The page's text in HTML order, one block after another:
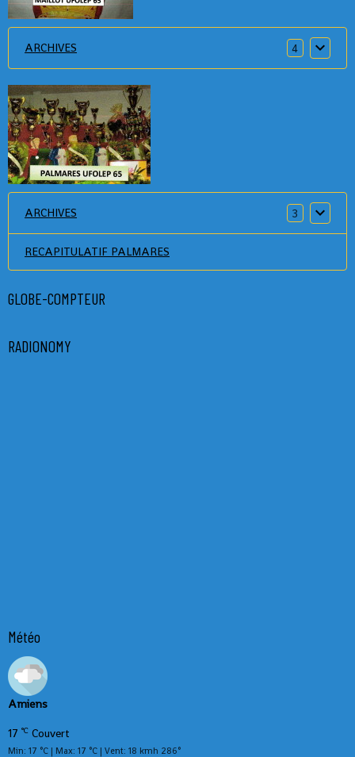
ARCHIVES 4
ARCHIVES 3
RECAPITULATIF PALMARES
GLOBE-COMPTEUR
RADIONOMY
Météo
Amiens
17 °C Couvert
Min: 17 °C | Max: 17 °C | Vent: 18 kmh 286°